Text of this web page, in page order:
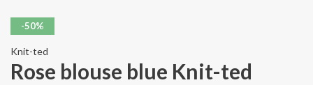
-50%
Knit-ted
Rose blouse blue Knit-ted